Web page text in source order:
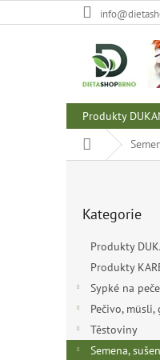
na
Produkty
Domů
a
kategorie
Kategorie
Produkty
Produkty
Sypké na
Pečivo, müsli,
Těstoviny
Semena,